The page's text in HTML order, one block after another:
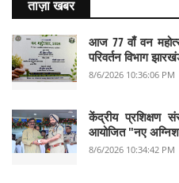
ताज़ा खबर
आज 77 वाँ वन
परिवर्तन विभाग
8/6/2026 10:36:06 PM
केंद्रीय प्रशिक्षण
आयोजित "नए
8/6/2026 10:34:42 PM